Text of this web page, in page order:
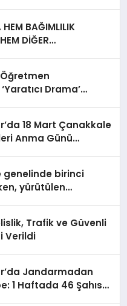
BAĞIMLILIK
DİĞER
Drama’
18 Mart Çanakkale
Anma Günü
genelinde birinci
yürütülen
Trafik ve Güvenli
Verildi
Jandarmadan
1 Haftada 46 Şahıs